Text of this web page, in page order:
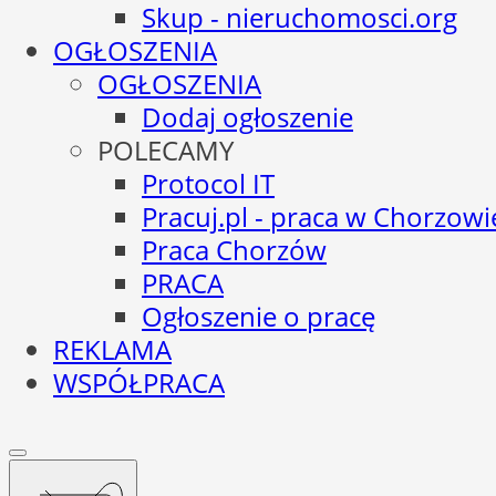
Skup - nieruchomosci.org
OGŁOSZENIA
OGŁOSZENIA
Dodaj ogłoszenie
POLECAMY
Protocol IT
Pracuj.pl - praca w
Praca Chorzów
PRACA
Ogłoszenie o pracę
REKLAMA
WSPÓŁPRACA